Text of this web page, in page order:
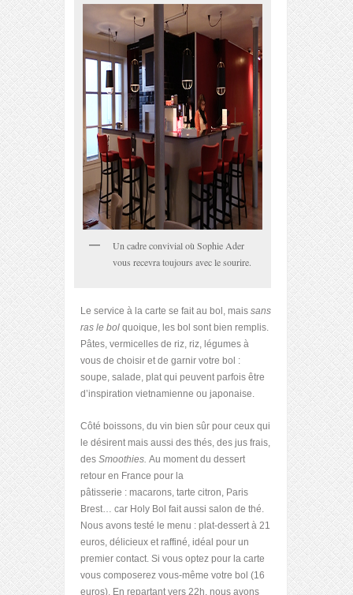
Un cadre convivial où Sophie Ader
vous recevra toujours avec le sourire.
Le service à la carte se fait au bol, mais sans
ras le bol quoique, les bol sont bien remplis.
Pâtes, vermicelles de riz, riz, légumes à
vous de choisir et de garnir votre bol :
soupe, salade, plat qui peuvent parfois être
d’inspiration vietnamienne ou japonaise.
Côté boissons, du vin bien sûr pour ceux qui
le désirent mais aussi des thés, des jus frais,
des Smoothies. Au moment du dessert
retour en France pour la
pâtisserie : macarons, tarte citron, Paris
Brest… car Holy Bol fait aussi salon de thé.
Nous avons testé le menu : plat-dessert à 21
euros, délicieux et raffiné, idéal pour un
premier contact. Si vous optez pour la carte
vous composerez vous-même votre bol (16
euros). En repartant vers 22h, nous avons